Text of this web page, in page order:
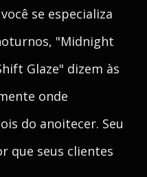
se especializa
"Midnight
Glaze" dizem às
onde
do anoitecer. Seu
que seus clientes